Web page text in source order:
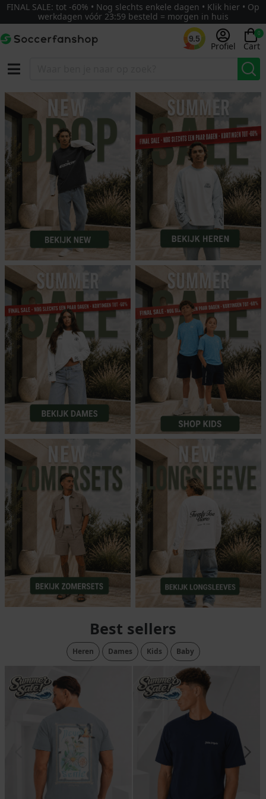
FINAL SALE: tot -60% • Nog slechts enkele dagen • Klik hier • Op
werkdagen vóór 23:59 besteld = morgen in huis
9.5
Profiel
0
Cart
Best sellers
Heren Dames Kids Baby